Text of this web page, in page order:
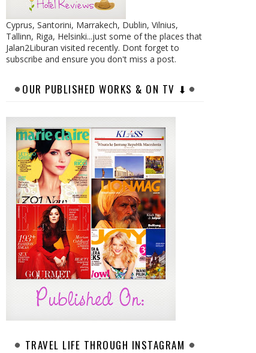
Cyprus, Santorini, Marrakech, Dublin, Vilnius,
Tallinn, Riga, Helsinki...just some of the places that
Jalan2Liburan visited recently. Dont forget to
subscribe and ensure you don't miss a post.
OUR PUBLISHED WORKS & ON TV ⬇︎
TRAVEL LIFE THROUGH INSTAGRAM